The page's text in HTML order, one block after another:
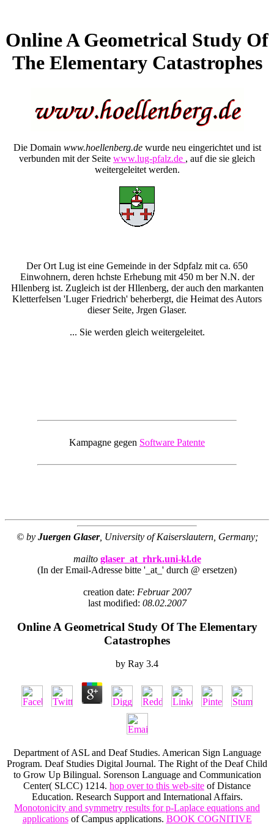
Online A Geometrical Study Of
The Elementary Catastrophes
Die Domain www.hoellenberg.dewurde neu eingerichtet und ist
verbunden mit der Seite www.lug-pfalz.de , auf die sie gleich
weitergeleitet werden.
Der Ort Lug ist eine Gemeinde in der Sdpfalz mit ca. 650
Einwohnern, deren hchste Erhebung mit 450 m ber N.N. der
Hllenberg ist. Zugleich ist der Hllenberg, der auch den markanten
Kletterfelsen 'Luger Friedrich' beherbergt, die Heimat des Autors
dieser Seite, Jrgen Glaser.
... Sie werden gleich weitergeleitet.
Kampagne gegen Software Patente
© by Juergen Glaser, University of Kaiserslautern, Germany;
mailto glaser_at_rhrk.uni-kl.de
(In der Email-Adresse bitte '_at_' durch @ ersetzen)
creation date: Februar 2007
last modified: 08.02.2007
Online A Geometrical Study Of The Elementary
Catastrophes
by Ray 3.4
Department of ASL and Deaf Studies. American Sign Language
Program. Deaf Studies Digital Journal. The Right of the Deaf Child
to Grow Up Bilingual. Sorenson Language and Communication
Center( SLCC) 1214. hop over to this web-site of Distance
Education. Research Support and International Affairs.
Monotonicity and symmetry results for p-Laplace equations and
applicationsof Campus applications. BOOK COGNITIVE